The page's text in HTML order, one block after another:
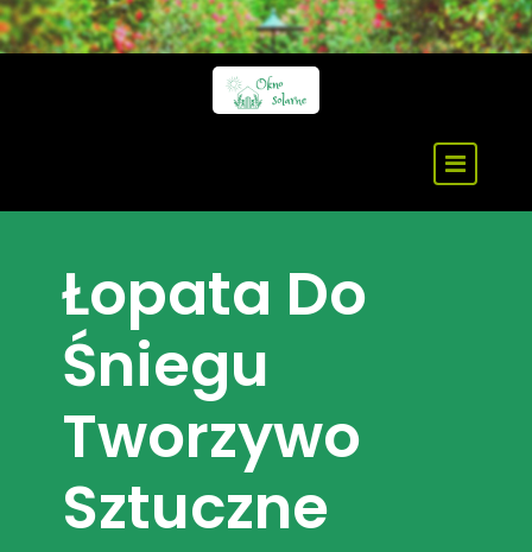
Skip
to
Łopata Do
Śniegu
Tworzywo
Sztuczne